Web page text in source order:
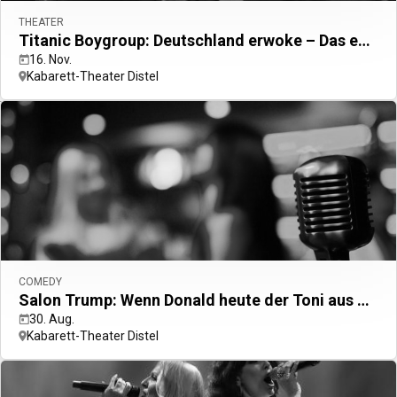
THEATER
Titanic Boygroup: Deutschland erwoke – Das endgültige Satireprogramm
16. Nov.
Kabarett-Theater Distel
COMEDY
Salon Trump: Wenn Donald heute der Toni aus der Pfalz wäre
30. Aug.
Kabarett-Theater Distel
Schloss Quê
ZAZ - Live Tour 2026
Spandau